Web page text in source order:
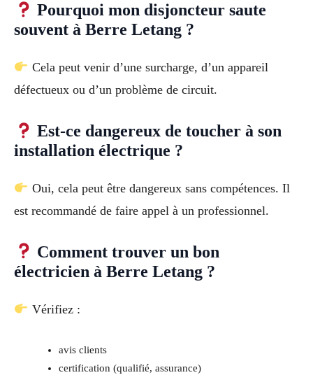
Pourquoi mon disjoncteur saute
souvent à Berre Letang ?
Cela peut venir d’une surcharge, d’un appareil
défectueux ou d’un problème de circuit.
Est-ce dangereux de toucher à son
installation électrique ?
Oui, cela peut être dangereux sans compétences. Il
est recommandé de faire appel à un professionnel.
Comment trouver un bon
électricien à Berre Letang ?
Vérifiez :
avis clients
certification (qualifié, assurance)